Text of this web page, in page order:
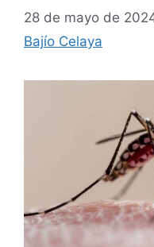
28 de mayo de
Bajío Celaya